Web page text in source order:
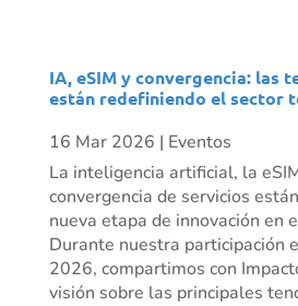
IA, eSIM y convergencia: las
están redefiniendo el sector
16 Mar 2026 | Eventos
La inteligencia artificial, la
convergencia de servicios
nueva etapa de innovación en
Durante nuestra participación
2026, compartimos con
visión sobre las principales